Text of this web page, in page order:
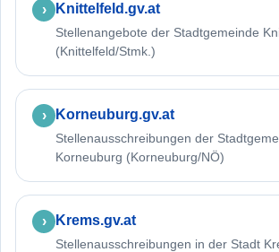
Knittelfeld.gv.at
Stellenangebote der Stadtgemeinde
(Knittelfeld/Stmk.)
Korneuburg.gv.at
Stellenausschreibungen der
Korneuburg (Korneuburg/NÖ)
Krems.gv.at
Stellenausschreibungen in der Stadt